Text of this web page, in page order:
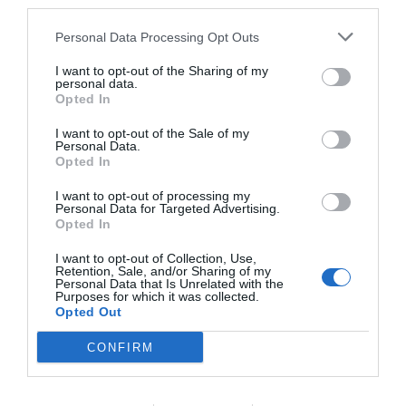
Personal Data Processing Opt Outs
I want to opt-out of the Sharing of my
personal data.
Opted In
I want to opt-out of the Sale of my
Personal Data.
Opted In
I want to opt-out of processing my
Personal Data for Targeted Advertising.
Opted In
I want to opt-out of Collection, Use,
Retention, Sale, and/or Sharing of my
Personal Data that Is Unrelated with the
Purposes for which it was collected.
Opted Out
CONFIRM
Koka pastan enligt paket (Ica Basic spagetti 7-8
minuter). Gärna med lite olivolja samt en halv
tsk salt.
Dela på de hela rostade vitlökarna horisontellt
på mitten så att man kan komma åt den rostade
vitlöken.
Häll av spagettin och blanda med chilioljan
samt vänd i soltorkade tomater, basilika och
hälften av ruccolan.
Smaka av med salt.
Servera spagettin med resten av ruccolan samt